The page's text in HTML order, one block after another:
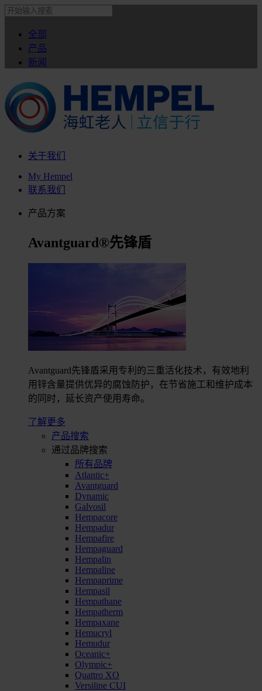
全部
产品
新闻
关于我们
My Hempel
联系我们
产品方案
Avantguard®先锋盾
Avantguard先锋盾采用专利的三重活化技术，有效地利
用锌含量提供优异的腐蚀防护，在节省施工和维护成本
的同时，延长资产使用寿命。
了解更多
产品搜索
通过品牌搜索
所有品牌
Atlantic+
Avantguard
Dynamic
Galvosil
Hempacore
Hempadur
Hempafire
Hempaguard
Hempalin
Hempaline
Hempaprime
Hempasil
Hempathane
Hempatherm
Hempaxane
Hemucryl
Hemudur
Oceanic+
Olympic+
Quattro XO
Versiline CUI